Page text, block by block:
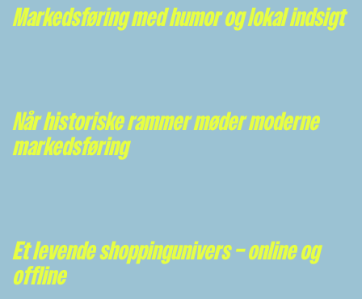
Markedsføring med humor og lokal indsigt
Når historiske rammer møder moderne
markedsføring
Et levende shoppingunivers – online og
offline